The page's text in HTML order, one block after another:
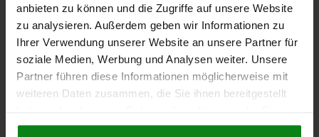
anbieten zu können und die Zugriffe auf unsere Website
zu analysieren. Außerdem geben wir Informationen zu
Ihrer Verwendung unserer Website an unsere Partner für
soziale Medien, Werbung und Analysen weiter. Unsere
Partner führen diese Informationen möglicherweise mit
weiteren Daten zusammen, die Sie ihnen bereitgestellt
gesammelt haben.Cookie Richtlinien
3,99 CHF
hors TVA
hors frais d’envoi
DÉTAILS
03041 SF